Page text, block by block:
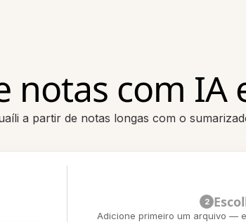
notas com IA
a partir de notas longas com o
2
Adicione primeiro um arquivo —